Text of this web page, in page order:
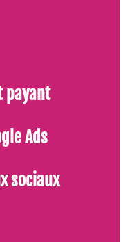
payant
Ads
sociaux